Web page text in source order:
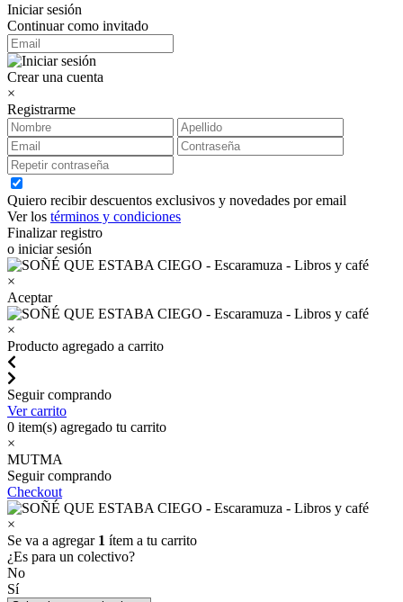
Iniciar sesión
Continuar como invitado
Crear una cuenta
×
Registrarme
Quiero recibir descuentos exclusivos y novedades por email
Ver los términos y condiciones
Finalizar registro
o iniciar sesión
×
Aceptar
×
Producto agregado a carrito
Seguir comprando
Ver carrito
0 item(s) agregado tu carrito
×
MUTMA
Seguir comprando
Checkout
×
Se va a agregar 1 ítem a tu carrito
¿Es para un colectivo?
No
Sí